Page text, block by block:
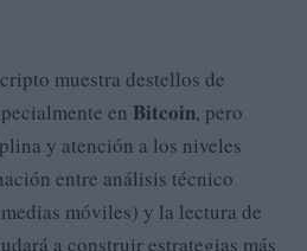
muestra destellos de
en Bitcoin, pero
y atención a los niveles
entre análisis técnico
móviles) y la lectura de
a construir estrategias más